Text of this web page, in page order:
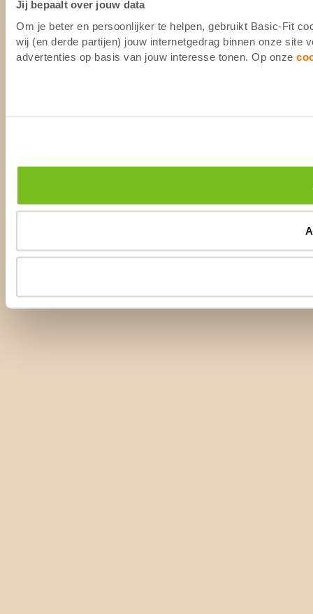
Jij bepaalt over jouw data
Om je beter en persoonlijker te helpen, gebruikt Basic-Fit
wij (en derde partijen) jouw internetgedrag binnen onze site
advertenties op basis van jouw interesse tonen. Op onze